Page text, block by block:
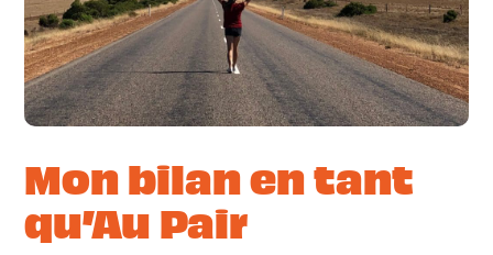
Mon bilan en tant
qu’Au Pair